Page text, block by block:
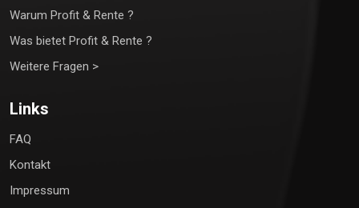
Warum Profit & Rente ?
Was bietet Profit & Rente ?
Weitere Fragen >
Links
FAQ
Kontakt
Impressum